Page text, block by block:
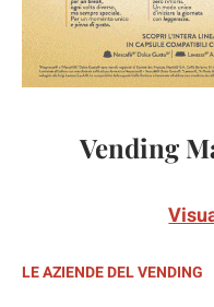
Vending
LE AZIENDE DEL VENDING